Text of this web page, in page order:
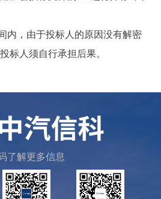
内，由于投标人的原因没有解密
标人须自行承担后果。
了解更多信息